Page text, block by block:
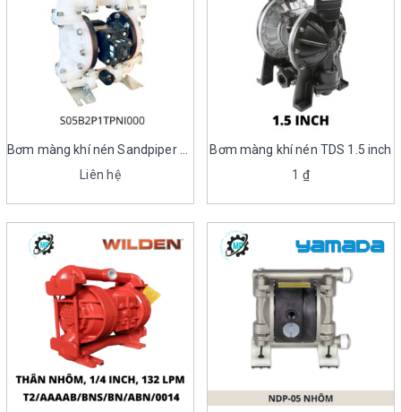
Liên hệ
Bơm màng khí nén TDS 1.5 inch
1 ₫